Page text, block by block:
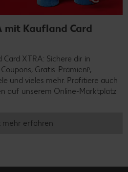
mit Kaufland Card
XTRA: Sichere dir in
Gratis-Prämienᵖ,
und vieles mehr. Profitiere auch
auf unserem Online-Marktplatz
mehr erfahren